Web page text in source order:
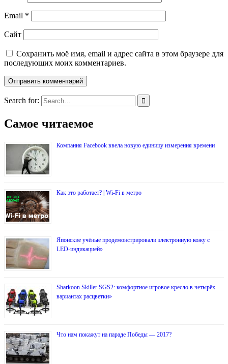
Email *
Сайт
Сохранить моё имя, email и адрес сайта в этом браузере для
последующих моих комментариев.
Search for:
Самое читаемое
Компания Facebook ввела новую единицу измерения времени
Как это работает? | Wi-Fi в метро
Японские учёные продемонстрировали электронную кожу с
LED-индикацией»
Sharkoon Skiller SGS2: комфортное игровое кресло в четырёх
вариантах расцветки»
Что нам покажут на параде Победы — 2017?